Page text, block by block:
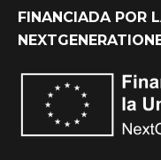
FINANCIADA POR